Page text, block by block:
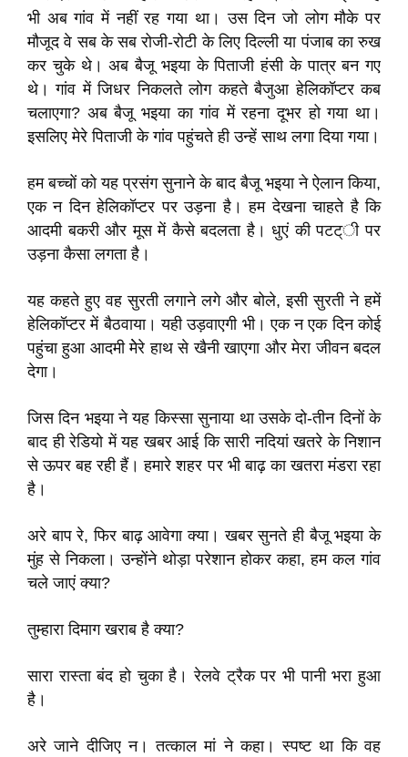
भी अब गांव में नहीं रह गया था। उस दिन जो लोग मौके पर
मौजूद वे सब के सब रोजी-रोटी के लिए दिल्ली या पंजाब का रुख
कर चुके थे। अब बैजू भइया के पिताजी हंसी के पात्र बन गए
थे। गांव में जिधर निकलते लोग कहते बैजुआ हेलिकॉप्टर कब
चलाएगा? अब बैजू भइया का गांव में रहना दूभर हो गया था।
इसलिए मेरे पिताजी के गांव पहुंचते ही उन्हें साथ लगा दिया गया।
हम बच्चों को यह प्रसंग सुनाने के बाद बैजू भइया ने ऐलान किया,
एक न दिन हेलिकॉप्टर पर उड़ना है। हम देखना चाहते है कि
आदमी बकरी और मूस में कैसे बदलता है। धुएं की पटट्ी पर
उड़ना कैसा लगता है।
यह कहते हुए वह सुरती लगाने लगे और बोले, इसी सुरती ने हमें
हेलिकॉप्टर में बैठवाया। यही उड़वाएगी भी। एक न एक दिन कोई
पहुंचा हुआ आदमी मेेरे हाथ से खैनी खाएगा और मेरा जीवन बदल
देगा।
जिस दिन भइया ने यह किस्सा सुनाया था उसके दो-तीन दिनों के
बाद ही रेडियो में यह खबर आई कि सारी नदियां खतरे के निशान
से ऊपर बह रही हैं। हमारे शहर पर भी बाढ़ का खतरा मंडरा रहा
है।
अरे बाप रे, फिर बाढ़ आवेगा क्या। खबर सुनते ही बैजू भइया के
मुंह से निकला। उन्होंने थोड़ा परेशान होकर कहा, हम कल गांव
चले जाएं क्या?
तुम्हारा दिमाग खराब है क्या?
सारा रास्ता बंद हो चुका है। रेलवे ट्रैक पर भी पानी भरा हुआ
है।
अरे जाने दीजिए न। तत्काल मां ने कहा। स्पष्ट था कि वह